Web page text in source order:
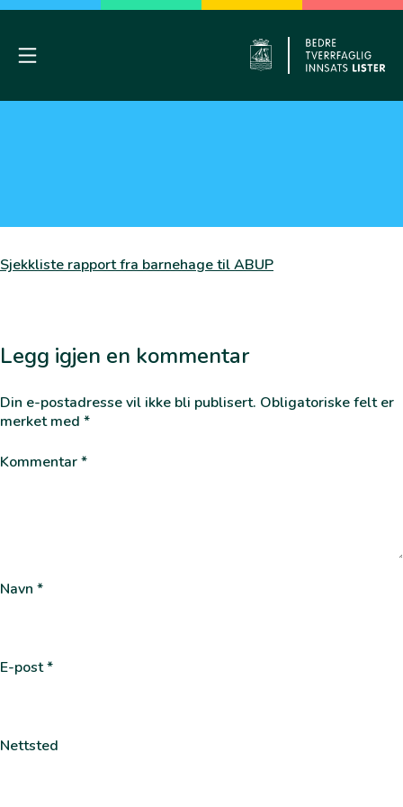
Skip
contentMobile Menu
Sjekkliste rapport fra barnehage til ABUP
Legg igjen en kommentar
Din e-postadresse vil ikke bli publisert. Obligatoriske felt er
merket med *
Kommentar*
Navn *
E-post*
Nettsted